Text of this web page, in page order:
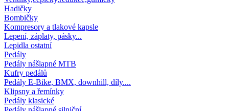
Hadičky
Bombičky
Kompresory a tlakové kapsle
Lepení, záplaty, pásky...
Lepidla ostatní
Pedály
Pedály nášlapné MTB
Kufry pedálů
Pedály E-Bike, BMX, downhill, díly....
Klipsny a řemínky
Pedály klasické